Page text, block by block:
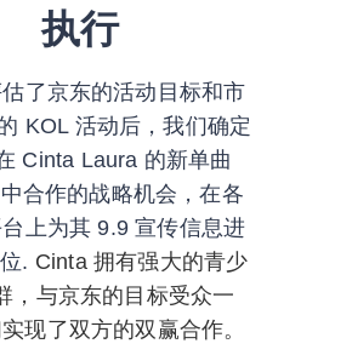
执行
了京东的活动目标和市
KOL 活动后，我们确定
Cinta Laura 的新单曲
合作的战略机会，在各
上为其 9.9 宣传信息进
. Cinta 拥有强大的青少
，与京东的目标受众一
现了双方的双赢合作。